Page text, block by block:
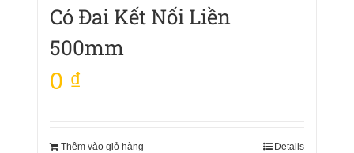
Có Đai Kết Nối Liền
500mm
0 ₫
Thêm vào giỏ hàng Details